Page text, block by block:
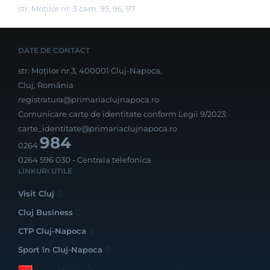
str. Moților nr. 3 cam. 95, 96, 97
DATE DE CONTACT
str. Moților nr.3, 400001 Cluj-Napoca,
Cluj, România
registratura@primariaclujnapoca.ro
Comunicare carte de identitate conform Legii 9/2023:
carte_identitate@primariaclujnapoca.ro
0264984
0264 596 030 - Centrala telefonica
LINKURI UTILE
Visit Cluj
Cluj Business
CTP Cluj-Napoca
Sport în Cluj-Napoca